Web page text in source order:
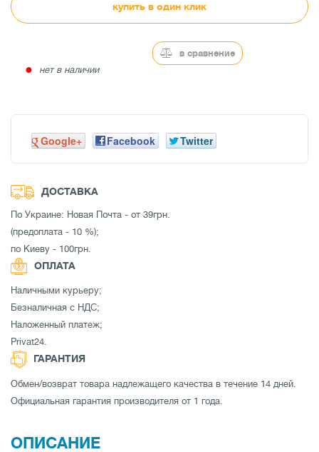
купить в один клик
● нет в наличии
в сравнение
Google+ Facebook Twitter
ДОСТАВКА
По Украине: Новая Почта - от 39грн.
(предоплата - 10 %);
по Киеву - 100грн.
ОПЛАТА
Наличными курьеру;
Безналичная с НДС;
Наложенный платеж;
Privat24.
ГАРАНТИЯ
Обмен/возврат товара надлежащего качества в течение 14 дней.
Официальная гарантия производителя от 1 года.
ОПИСАНИЕ